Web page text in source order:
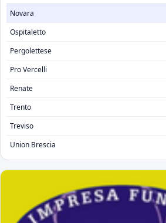
Novara
Ospitaletto
Pergolettese
Pro Vercelli
Renate
Trento
Treviso
Union Brescia